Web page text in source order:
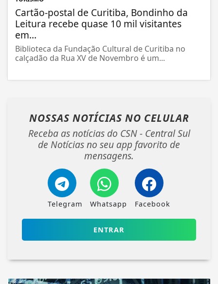
Cartão-postal de Curitiba, Bondinho da
Leitura recebe quase 10 mil visitantes
em...
Biblioteca da Fundação Cultural de Curitiba no
calçadão da Rua XV de Novembro é um...
NOSSAS NOTÍCIAS NO CELULAR
Receba as notícias do CSN - Central Sul
de Notícias no seu app favorito de
mensagens.
Telegram Whatsapp Facebook
ENTRAR